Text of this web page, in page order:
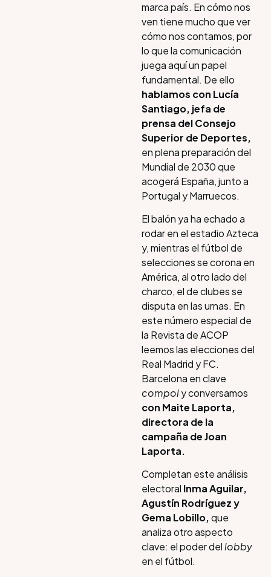
marca país. En cómo nos
ven tiene mucho que ver
cómo nos contamos, por
lo que la comunicación
juega aquí un papel
fundamental. De ello
hablamos con Lucía
Santiago, jefa de
prensa del Consejo
Superior de Deportes,
en plena preparación del
Mundial de 2030 que
acogerá España, junto a
Portugal y Marruecos.
El balón ya ha echado a
rodar en el estadio Azteca
y, mientras el fútbol de
selecciones se corona en
América, al otro lado del
charco, el de clubes se
disputa en las urnas. En
este número especial de
la Revista de ACOP
leemos las elecciones del
Real Madrid y FC.
Barcelona en clave
compoly conversamos
con Maite Laporta,
directora de la
campaña de Joan
Laporta.
Completan este análisis
electoral Inma Aguilar,
Agustín Rodríguez y
Gema Lobillo,que
analiza otro aspecto
clave: el poder dellobby
en el fútbol.